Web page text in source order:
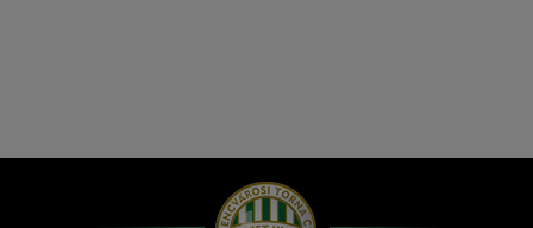
Hírek